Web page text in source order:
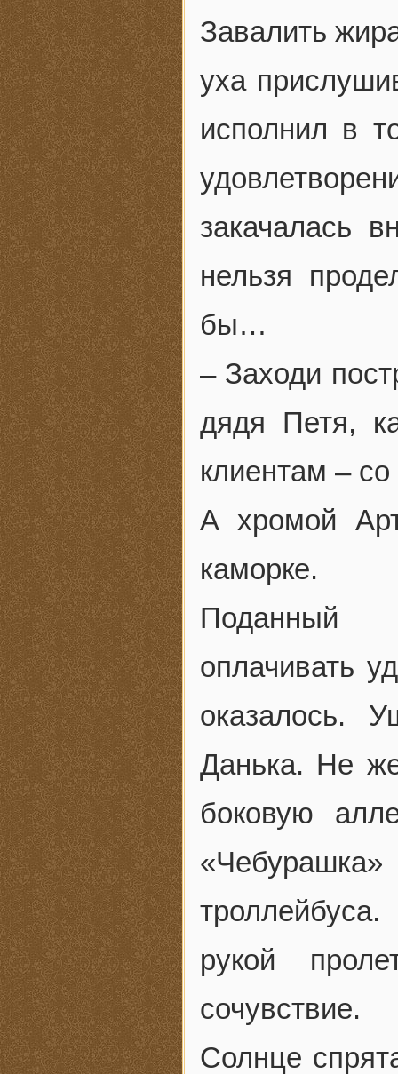
Завалить
уха
исполнил в
закачалась
нельзя
бы…
– Заходи
дядя Петя,
клиентам – со
А хромой
каморке.
Поданный
оплачивать
оказалось.
Данька. Не
боковую
«Чебурашка»
рукой
сочувствие.
Солнце